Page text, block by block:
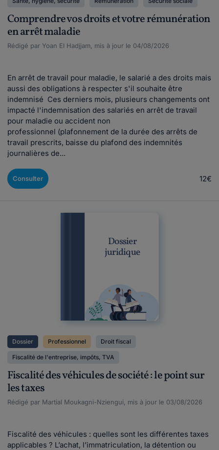
Comprendre vos droits et votre rémunération
en arrêt maladie
Rédigé par Yoan El Hadjjam, mis à jour le 04/08/2026
En arrêt de travail pour maladie, le salarié a des droits mais
aussi des obligations à respecter s'il souhaite être
indemnisé Ces derniers mois, plusieurs changements ont
impacté l'indemnisation des salariés en arrêt de travail
pour maladie ou accident non
professionnel (plafonnement de la durée des arrêts de
travail prescrits, baisse du plafond des indemnités
journalières de...
Consulter 12€
Dossier
juridique
Dossier Professionnel Droit fiscal
Fiscalité de l'entreprise, impôts, TVA
Fiscalité des véhicules de société : le point sur
les taxes
Rédigé par Martial Moukagni-Nziengui, mis à jour le 03/08/2026
Fiscalité des véhicules : quelles sont les différentes taxes
applicables ? L’achat, l’immatriculation, la détention ou